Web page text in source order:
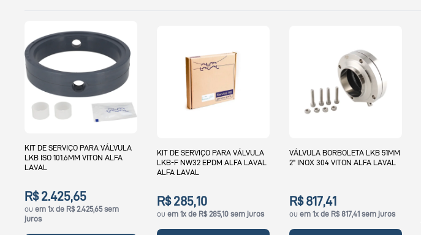
KIT DE SERVIÇO PARA VÁLVULA
LKB-F NW32 EPDM ALFA LAVAL
ALFA LAVAL
R$ 285,10
ou em 1x de R$ 285,10 sem juros
VÁLVULA BORBOLETA LKB 51MM
2" INOX 304 VITON ALFA LAVAL
R$ 817,41
ou em 1x de R$ 817,41 sem juros
KIT DE SERVIÇO PARA VÁLVULA
ASSENTO DUPLO UNIQUE
101.6MM DN100 9 EPDM ALFA
R$ 1.339,40
em 1x de R$ 1.339,40 sem
juros